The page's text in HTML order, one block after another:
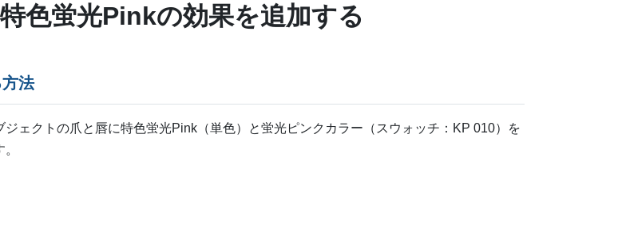
色蛍光Pinkの効果を追加する
法
ジェクトの爪と唇に特色蛍光Pink（単色）と蛍光ピンクカラー（スウォッチ：KP 010）を